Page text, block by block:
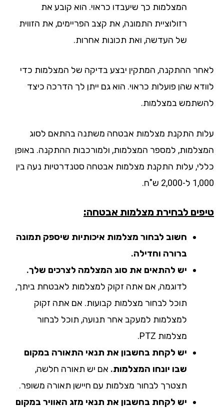
המצלמות כך שיעבדו כראוי. הוא קובע את
רזולוציית התמונה, את קצב הפריימים, את הזווית
של העדשה, ואת תכונות אחרות.
ההתקנה, המתקין יבצע בדיקה של המצלמות כדי
שהן פועלות כראוי. הוא גם ייתן לך הדרכה כיצד
במצלמות.
התקנת מצלמות אבטחה משתנה בהתאם לסוג
למספר המצלמות, ולמורכבות ההתקנה. באופן
עלות התקנת מצלמות אבטחה סטנדרטיות נעה בין
2,000 ש"ח.
לבחירת מצלמות אבטחה:
חשוב לבחור מצלמות איכותיות שיספק תמונה
ברורה וחדילה.
יש להתאים את סוג המצלמה לצרכים שלך.
לדוגמה, אם אתה זקוק למצלמות לאבטחת ביתך,
תוכל לבחור מצלמות קבועות. אם אתה זקוק
למצלמות למעקב אחר תנועה, תוכל לבחור
מצלמות PTZ.
יש לקחת בחשבון את תנאי התאורה במקום
שבו יונחו המצלמות.אם יש תאורה חלשה,
תצטרך לבחור מצלמות עם חיישן תאורה משופר.
יש לקחת בחשבון את תנאי מזג האוויר במקום